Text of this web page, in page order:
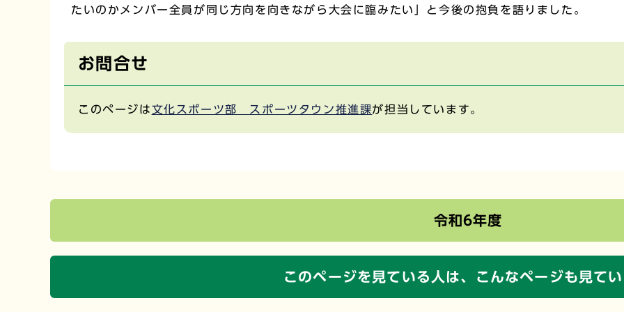
たいのかメンバー全員が同じ方向を向きながら大会に臨みたい」と今後の抱負を語りました。
お問合せ
このページは文化スポーツ部 スポーツタウン推進課が担当しています。
令和6年度
このページを見ている人は、 こんなページも見て